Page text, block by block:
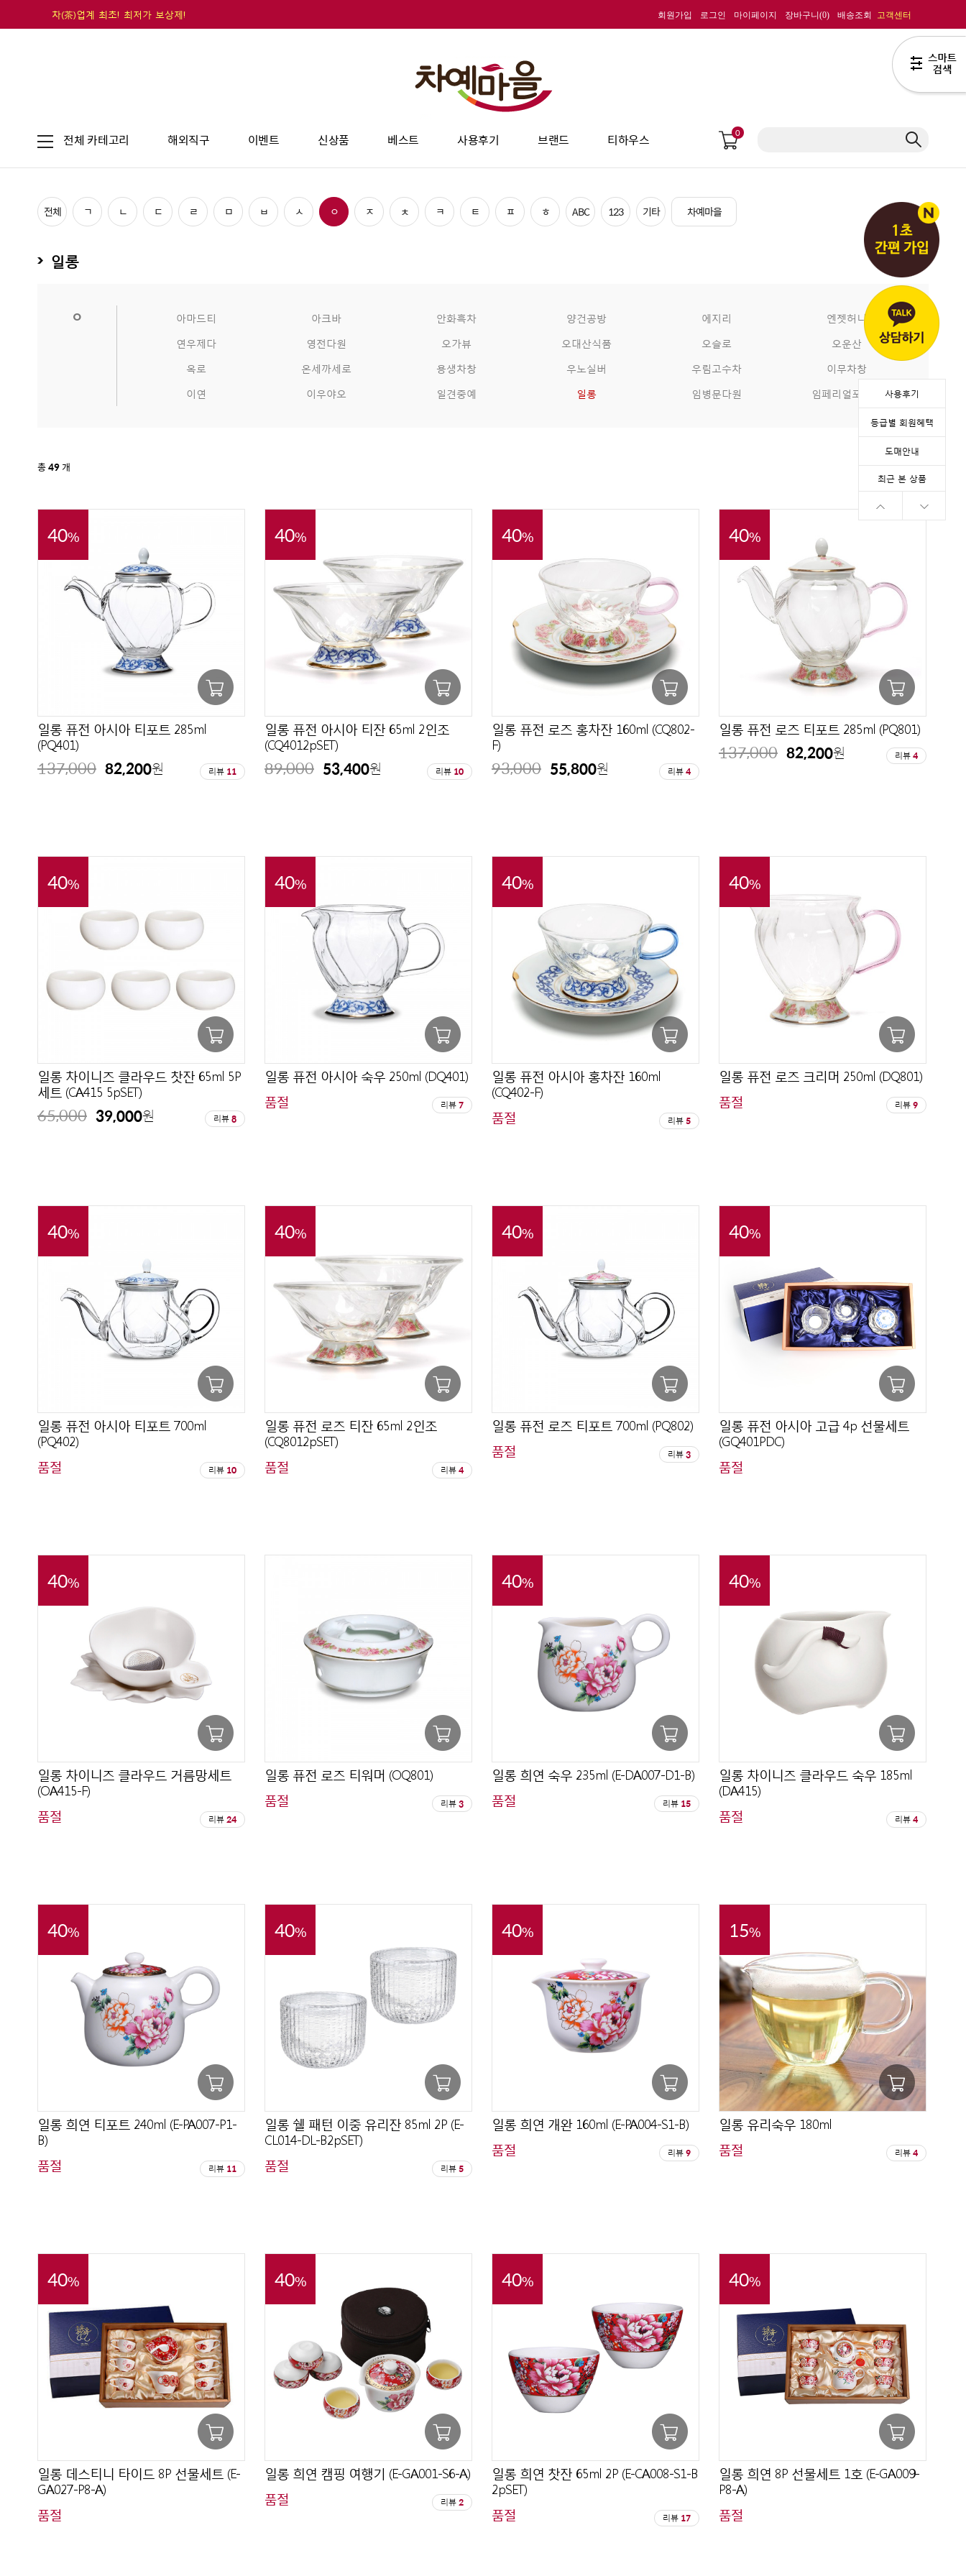
차(茶)업계 최초! 최저가 보상제! 회원가입 로그인 마이페이지 장바구니(0) 배송조회 고객센터
전체 카테고리 해외직구 이벤트 신상품 베스트 사용후기 브랜드 티하우스 0
사용후기
등급별 회원혜택
도매안내
최근 본 상품
전체 ㄱ ㄴ ㄷ ㄹ ㅁ ㅂ ㅅ ㅇ ㅈ ㅊ ㅋ ㅌ ㅍ ㅎ ABC 123 기타 차예마을
일롱
ㅇ 아마드티 아크바 안화흑차 양건공방 에지리
엔젯허니
연우제다
영전다원 오가뷰 오대산식품 오슬로
오운산
옥로
온세까세로 용생차창 우노실버 우림고수차
이무차창
이연
이우야오 일견중예 일롱 임병문다원 임페리얼포슬린
총49개
40%
일롱 퓨전 아시아 티포트 285ml
(PQ401)
137,000 82,200원 리뷰 11
40%
일롱 퓨전 아시아 티잔 65ml 2인조
(CQ4012pSET)
89,000 53,400원 리뷰 10
40%
일롱 퓨전 로즈 홍차잔 160ml (CQ802-
F)
93,000 55,800원 리뷰4
40%
일롱 퓨전 로즈 티포트 285ml (PQ801)
137,000 82,200원 리뷰4
40%
일롱 차이니즈 클라우드 찻잔 65ml 5P
세트 (CA415 5pSET)
65,000 39,000원 리뷰8
40%
일롱 퓨전 아시아 숙우 250ml (DQ401)
품절 리뷰7
40%
일롱 퓨전 아시아 홍차잔 160ml
(CQ402-F)
품절 리뷰5
40%
일롱 퓨전 로즈 크리머 250ml (DQ801)
품절 리뷰9
40%
일롱 퓨전 아시아 티포트 700ml
(PQ402)
품절 리뷰 10
40%
일롱 퓨전 로즈 티잔 65ml 2인조
(CQ8012pSET)
품절 리뷰4
40%
일롱 퓨전 로즈 티포트 700ml (PQ802)
품절 리뷰3
40%
일롱 퓨전 아시아 고급 4p 선물세트
(GQ401PDC)
품절
40%
일롱 차이니즈 클라우드 거름망세트
(OA415-F)
품절 리뷰24
일롱 퓨전 로즈 티워머 (OQ801)
품절 리뷰3
40%
일롱 희연 숙우 235ml (E-DA007-D1-B)
품절 리뷰 15
40%
일롱 차이니즈 클라우드 숙우 185ml
(DA415)
품절 리뷰4
40%
일롱 희연 티포트 240ml (E-PA007-P1-
B)
품절 리뷰 11
40%
일롱 쉘 패턴 이중 유리잔 85ml 2P (E-
CL014-DL-B2pSET)
품절 리뷰5
40%
일롱 희연 개완 160ml (E-PA004-S1-B)
품절 리뷰9
15%
일롱 유리숙우 180ml
품절 리뷰4
40%
일롱 데스티니 타이드 8P 선물세트 (E-
GA027-P8-A)
품절
40%
일롱 희연 캠핑 여행기 (E-GA001-S6-A)
품절 리뷰2
40%
일롱 희연 찻잔 65ml 2P (E-CA008-S1-B
2pSET)
품절 리뷰 17
40%
일롱 희연 8P 선물세트 1호 (E-GA009-
P8-A)
품절